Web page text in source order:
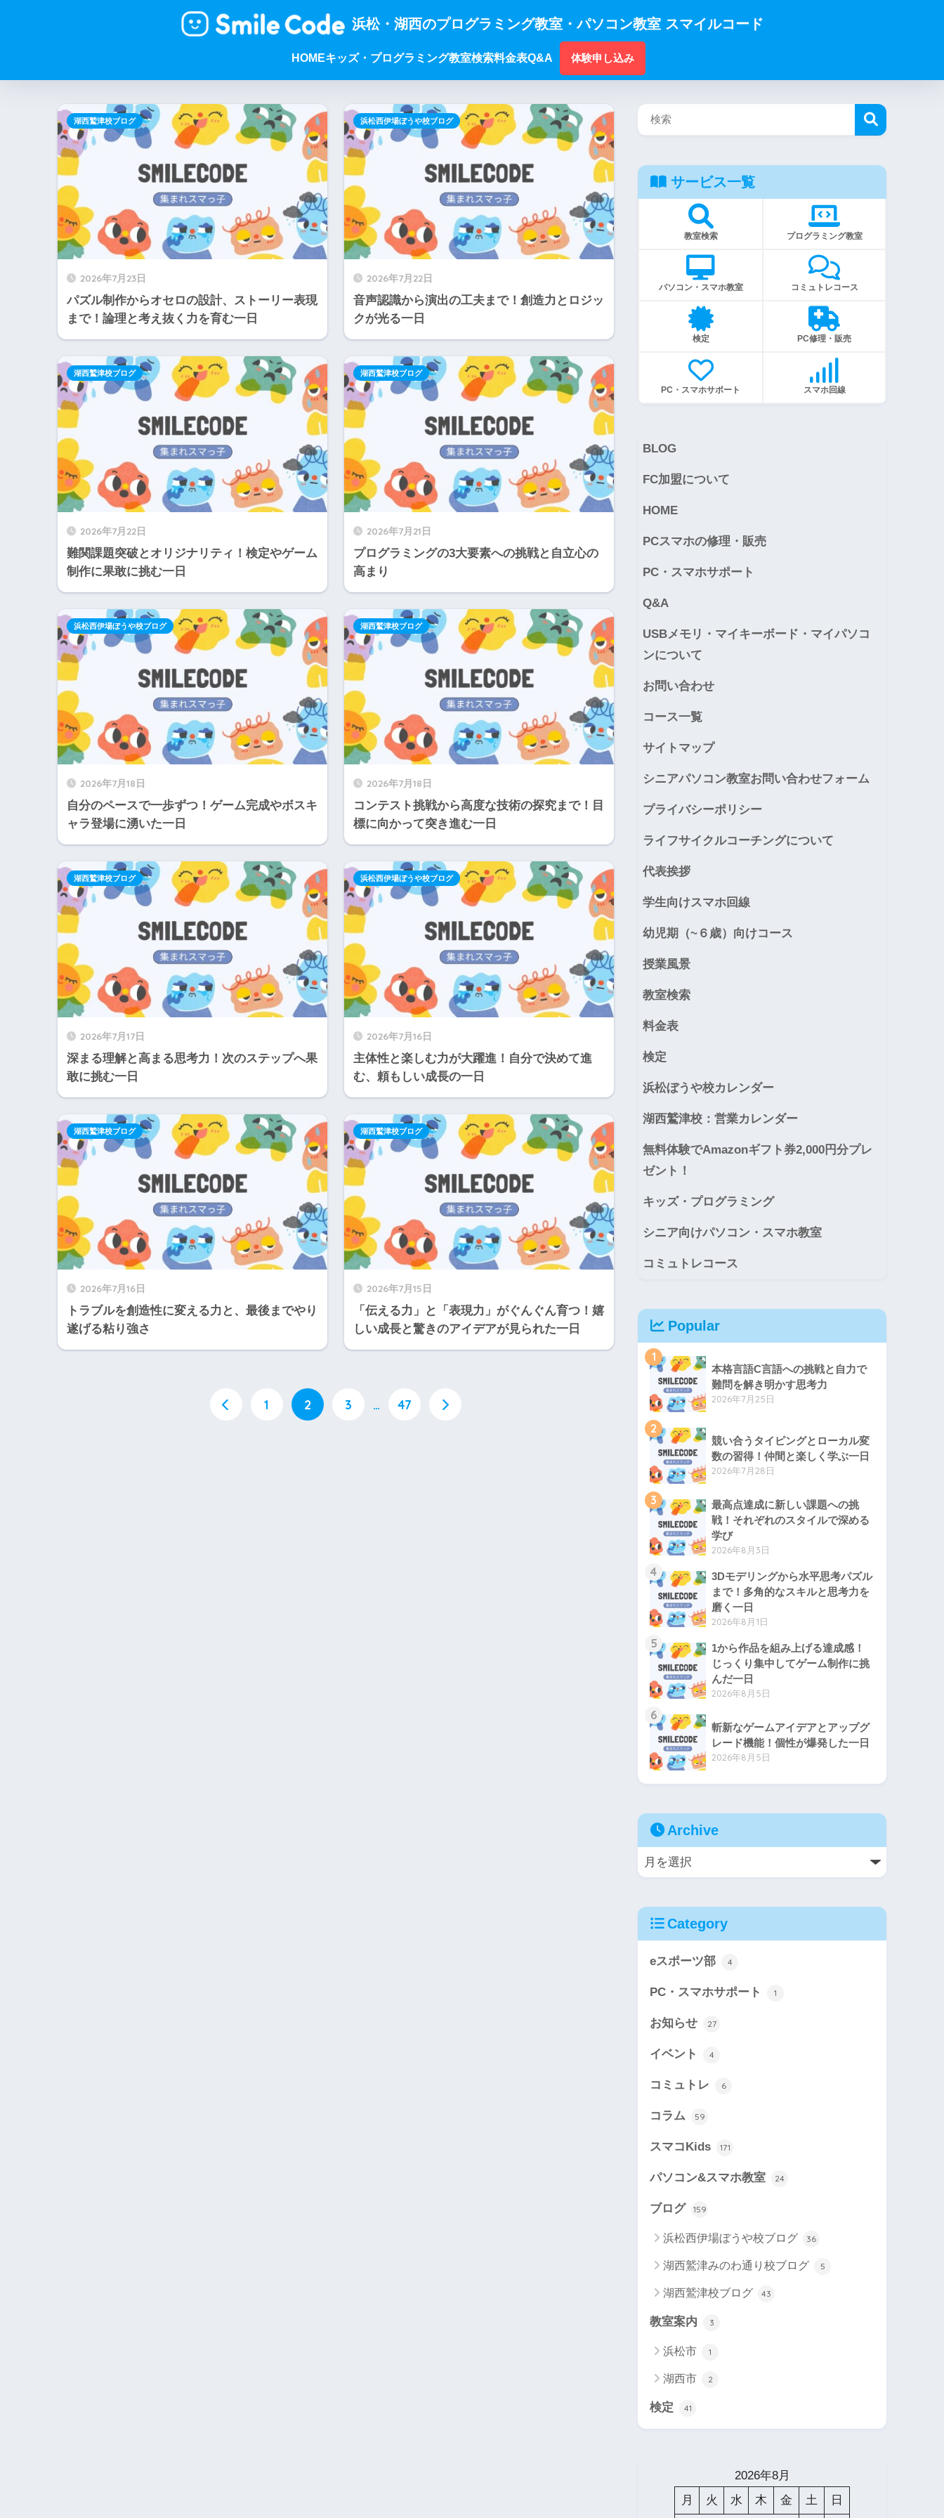
浜松・湖西のプログラミング教室・パソコン教室 スマイルコード
HOMEキッズ・プログラミング教室検索料金表Q&A 体験申し込み
2026年7月23日
パズル制作からオセロの設計、ストーリー表現
まで！論理と考え抜く力を育む一日
湖西鷲津校ブログ
2026年7月22日
音声認識から演出の工夫まで！創造力とロジッ
クが光る一日
浜松西伊場ぼうや校ブログ
2026年7月22日
難関課題突破とオリジナリティ！検定やゲーム
制作に果敢に挑む一日
湖西鷲津校ブログ
2026年7月21日
プログラミングの3大要素への挑戦と自立心の
高まり
湖西鷲津校ブログ
2026年7月18日
自分のペースで一歩ずつ！ゲーム完成やボスキ
ャラ登場に湧いた一日
浜松西伊場ぼうや校ブログ
2026年7月18日
コンテスト挑戦から高度な技術の探究まで！目
標に向かって突き進む一日
湖西鷲津校ブログ
2026年7月17日
深まる理解と高まる思考力！次のステップへ果
敢に挑む一日
湖西鷲津校ブログ
2026年7月16日
主体性と楽しむ力が大躍進！自分で決めて進
む、頼もしい成長の一日
浜松西伊場ぼうや校ブログ
2026年7月16日
トラブルを創造性に変える力と、最後までやり
遂げる粘り強さ
湖西鷲津校ブログ
2026年7月15日
「伝える力」と「表現力」がぐんぐん育つ！嬉
しい成長と驚きのアイデアが見られた一日
湖西鷲津校ブログ
1 2 3 … 47
サービス一覧
教室検索 プログラミング教室
パソコン・スマホ教室 コミュトレコース
検定 PC修理・販売
PC・スマホサポート スマホ回線
BLOG
FC加盟について
HOME
PCスマホの修理・販売
PC・スマホサポート
Q&A
USBメモリ・マイキーボード・マイパソコ
ンについて
お問い合わせ
コース一覧
サイトマップ
シニアパソコン教室お問い合わせフォーム
プライバシーポリシー
ライフサイクルコーチングについて
代表挨拶
学生向けスマホ回線
幼児期（~６歳）向けコース
授業風景
教室検索
料金表
検定
浜松ぼうや校カレンダー
湖西鷲津校：営業カレンダー
無料体験でAmazonギフト券2,000円分プレ
ゼント！
キッズ・プログラミング
シニア向けパソコン・スマホ教室
コミュトレコース
Popular
1
本格言語C言語への挑戦と自力で
難問を解き明かす思考力
2026年7月25日
2
競い合うタイピングとローカル変
数の習得！仲間と楽しく学ぶ一日
2026年7月28日
3
最高点達成に新しい課題への挑
戦！それぞれのスタイルで深める
学び
2026年8月3日
4
3Dモデリングから水平思考パズル
まで！多角的なスキルと思考力を
磨く一日
2026年8月1日
5
1から作品を組み上げる達成感！
じっくり集中してゲーム制作に挑
んだ一日
2026年8月5日
6
斬新なゲームアイデアとアップグ
レード機能！個性が爆発した一日
2026年8月5日
Archive
Category
eスポーツ部 4
PC・スマホサポート 1
お知らせ 27
イベント 4
コミュトレ 6
コラム 59
スマコKids 171
パソコン&スマホ教室 24
ブログ 159
浜松西伊場ぼうや校ブログ 36
湖西鷲津みのわ通り校ブログ 5
湖西鷲津校ブログ 43
教室案内 3
浜松市 1
湖西市 2
検定 41
2026年8月
月
火 水 木 金 土 日